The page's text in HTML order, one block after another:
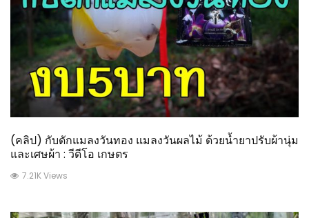
(คลิป) กับดักแมลงวันทอง แมลงวันผลไม้ ด้วยน้ำยาปรับผ้านุ่ม
และเศษผ้า : วีดีโอ เกษตร
7.21K Views